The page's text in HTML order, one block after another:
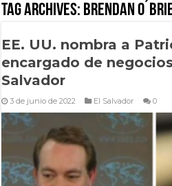
Tag Archives: Brendan
EE. UU. nombra a
encargado de
Salvador
3 de junio de 2022 El Salvador 0